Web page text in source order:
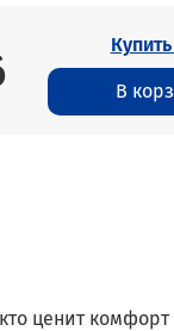
В
ценит